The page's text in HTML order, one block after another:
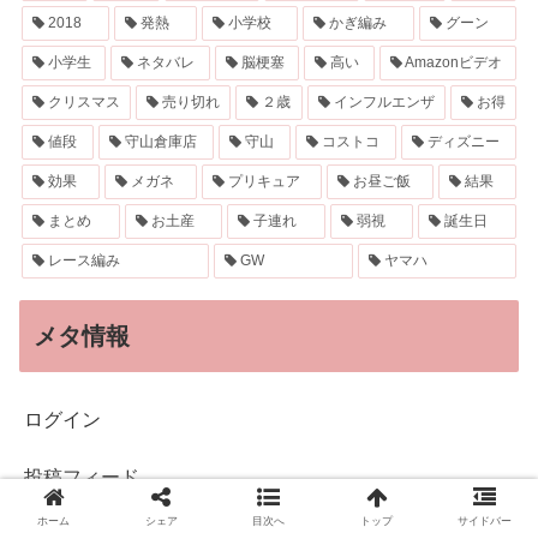
2018 発熱 小学校 かぎ編み グーン
小学生 ネタバレ 脳梗塞 高い Amazonビデオ
クリスマス 売り切れ ２歳 インフルエンザ お得
値段 守山倉庫店 守山 コストコ ディズニー
効果 メガネ プリキュア お昼ご飯 結果
まとめ お土産 子連れ 弱視 誕生日
レース編み GW ヤマハ
メタ情報
ログイン
投稿フィード
ホーム シェア 目次へ トップ サイドバー